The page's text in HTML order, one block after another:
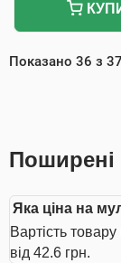
Показано 36 з 37
Поширені
Яка ціна на
Вартість
від 42.6 грн.